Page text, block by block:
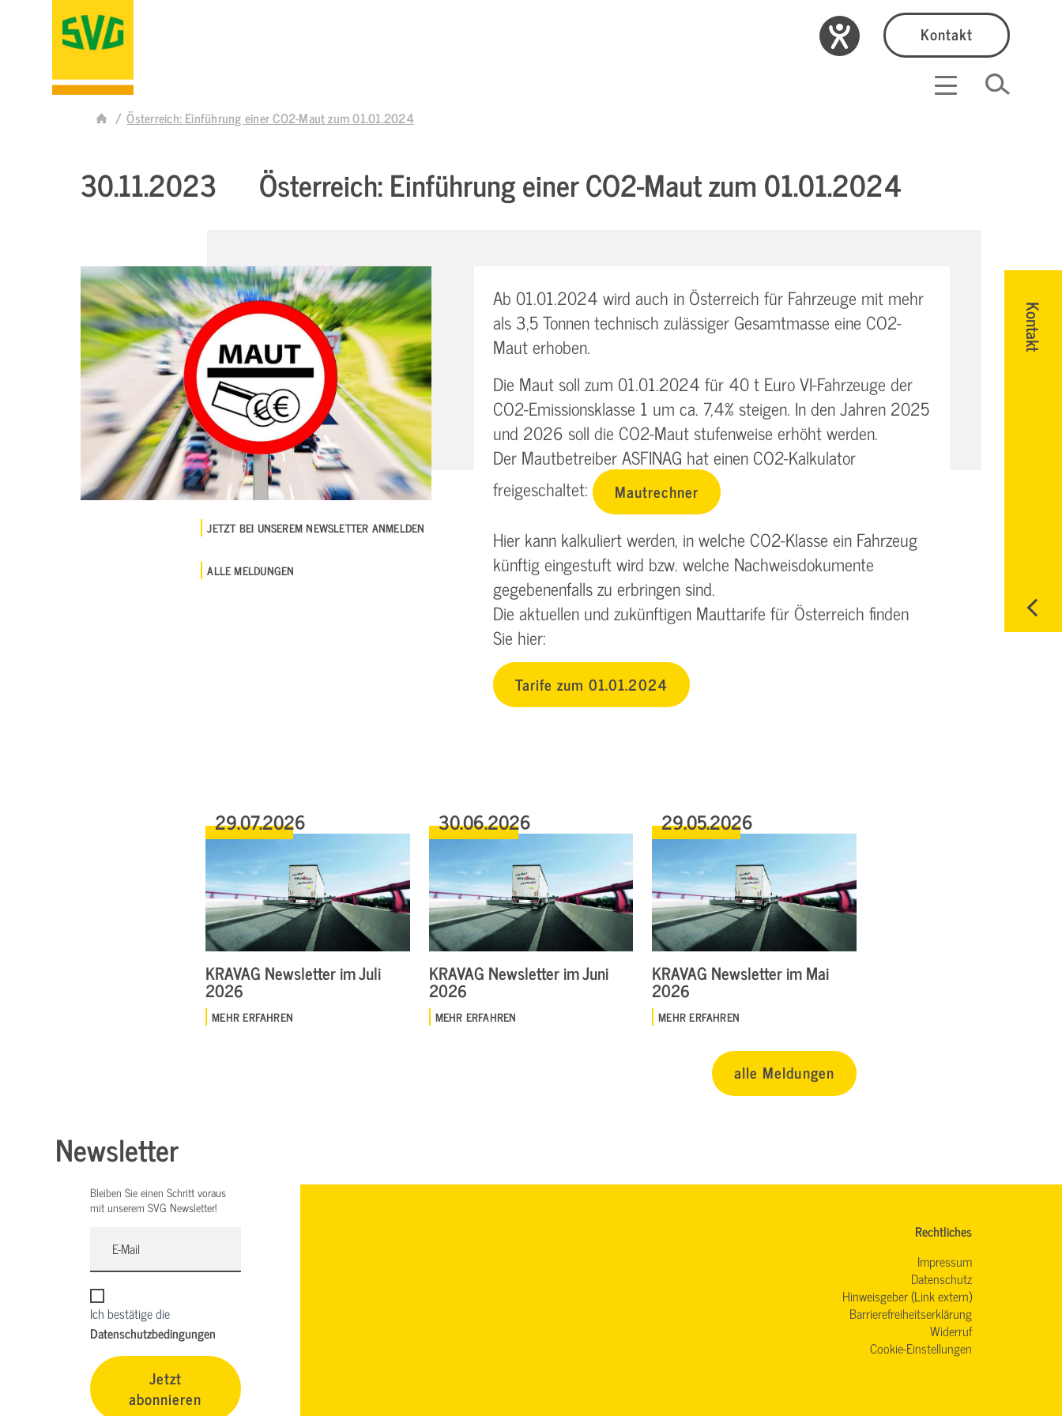
Kontakt
Kontakt
Österreich: Einführung einer CO2-Maut zum 01.01.2024
30.11.2023 Österreich: Einführung einer CO2-Maut zum 01.01.2024
JETZT BEI UNSEREM NEWSLETTER ANMELDEN
ALLE MELDUNGEN
Ab 01.01.2024 wird auch in Österreich für Fahrzeuge mit mehr
als 3,5 Tonnen technisch zulässiger Gesamtmasse eine CO2-
Maut erhoben.
Die Maut soll zum 01.01.2024 für 40 t Euro VI-Fahrzeuge der
CO2-Emissionsklasse 1 um ca. 7,4% steigen. In den Jahren 2025
und 2026 soll die CO2-Maut stufenweise erhöht werden.
Der Mautbetreiber ASFINAG hat einen CO2-Kalkulator
freigeschaltet:
Mautrechner
Hier kann kalkuliert werden, in welche CO2-Klasse ein Fahrzeug
künftig eingestuft wird bzw. welche Nachweisdokumente
gegebenenfalls zu erbringen sind.
Die aktuellen und zukünftigen Mauttarife für Österreich finden
Sie hier:
Tarife zum 01.01.2024
29.07.2026
KRAVAG Newsletter im Juli
2026
MEHR ERFAHREN
30.06.2026
KRAVAG Newsletter im Juni
2026
MEHR ERFAHREN
29.05.2026
KRAVAG Newsletter im Mai
2026
MEHR ERFAHREN
alle Meldungen
Newsletter
Bleiben Sie einen Schritt voraus
mit unserem SVG Newsletter!
Ich bestätige die
Datenschutzbedingungen
Jetzt
abonnieren
Rechtliches
Impressum
Datenschutz
Hinweisgeber (Link extern)
Barrierefreiheitserklärung
Widerruf
Cookie-Einstellungen